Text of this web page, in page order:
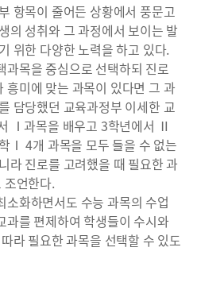
항목이 줄어든 상황에서 풍문고
의 성취와 그 과정에서 보이는 발
위한 다양한 노력을 하고 있다.
과목을 중심으로 선택하되 진로
흥미에 맞는 과목이 있다면 그 과
담당했던 교육과정부 이세한 교
Ⅰ과목을 배우고 3학년에서 Ⅱ
Ⅰ 4개 과목을 모두 들을 수 없는
라 진로를 고려했을 때 필요한 과
조언한다.
화하면서도 수능 과목의 수업
과를 편제하여 학생들이 수시와
라 필요한 과목을 선택할 수 있도